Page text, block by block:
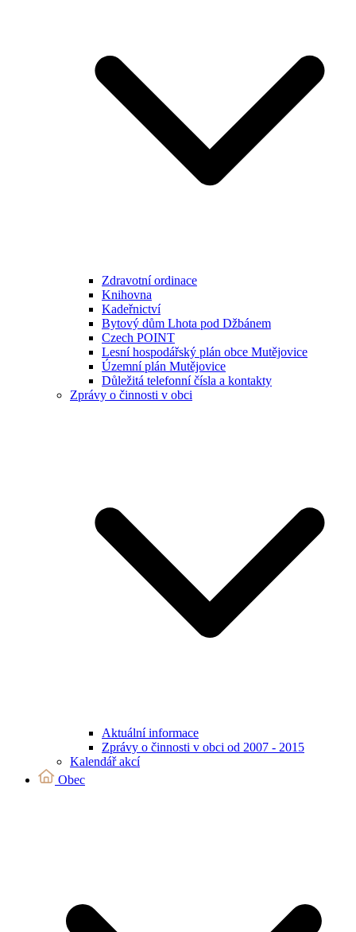
Zdravotní ordinace
Knihovna
Kadeřnictví
Bytový dům Lhota pod Džbánem
Czech POINT
Lesní hospodářský plán obce Mutějovice
Územní plán Mutějovice
Důležitá telefonní čísla a kontakty
Zprávy o činnosti v obci
Aktuální informace
Zprávy o činnosti v obci od 2007 - 2015
Kalendář akcí
Obec